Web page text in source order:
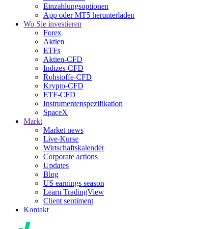
Einzahlungsoptionen
App oder MT5 herunterladen
Wo Sie investieren
Forex
Aktien
ETFs
Aktien-CFD
Indizes-CFD
Rohstoffe-CFD
Krypto-CFD
ETF-CFD
Instrumentenspezifikation
SpaceX
Markt
Market news
Live-Kurse
Wirtschaftskalender
Corporate actions
Updates
Blog
US earnings season
Learn TradingView
Client sentiment
Kontakt